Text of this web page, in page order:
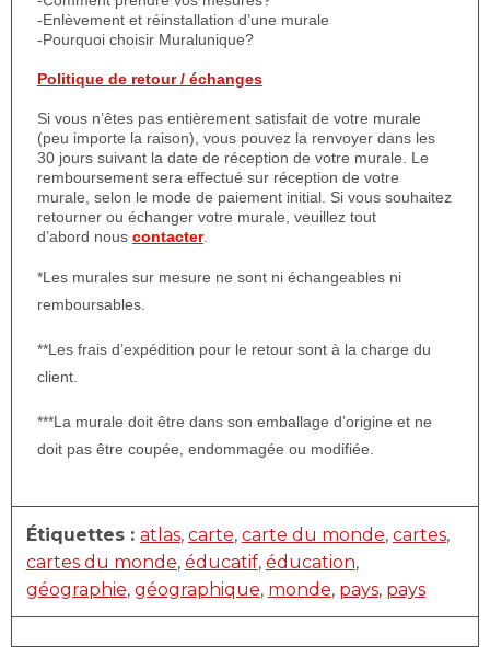
-Enlèvement et réinstallation d’une murale
-Pourquoi choisir Muralunique?
Politique de retour / échanges
Si vous n’êtes pas entièrement satisfait de votre murale
(peu importe la raison), vous pouvez la renvoyer dans les
30 jours suivant la date de réception de votre murale. Le
remboursement sera effectué sur réception de votre
murale, selon le mode de paiement initial. Si vous souhaitez
retourner ou échanger votre murale, veuillez tout
d’abord nous contacter.
*Les murales sur mesure ne sont ni échangeables ni
remboursables.
**Les frais d’expédition pour le retour sont à la charge du
client.
***La murale doit être dans son emballage d’origine et ne
doit pas être coupée, endommagée ou modifiée.
Étiquettes : atlas, carte, carte du monde, cartes,
cartes du monde, éducatif, éducation,
géographie, géographique, monde, pays, pays